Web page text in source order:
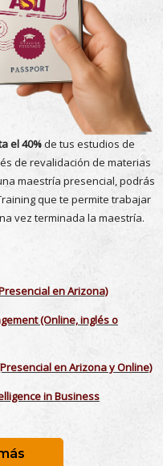
el 40%de tus estudios de
de revalidación de materias
maestría presencial, podrás
que te permite trabajar
vez terminada la maestría.
en Arizona)
(Online, inglés o
en Arizona y Online)
in Business